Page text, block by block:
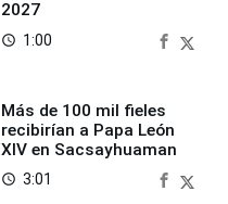
2027
access_time 1:00
Más de 100 mil fieles
recibirían a Papa León
XIV en Sacsayhuaman
access_time 3:01